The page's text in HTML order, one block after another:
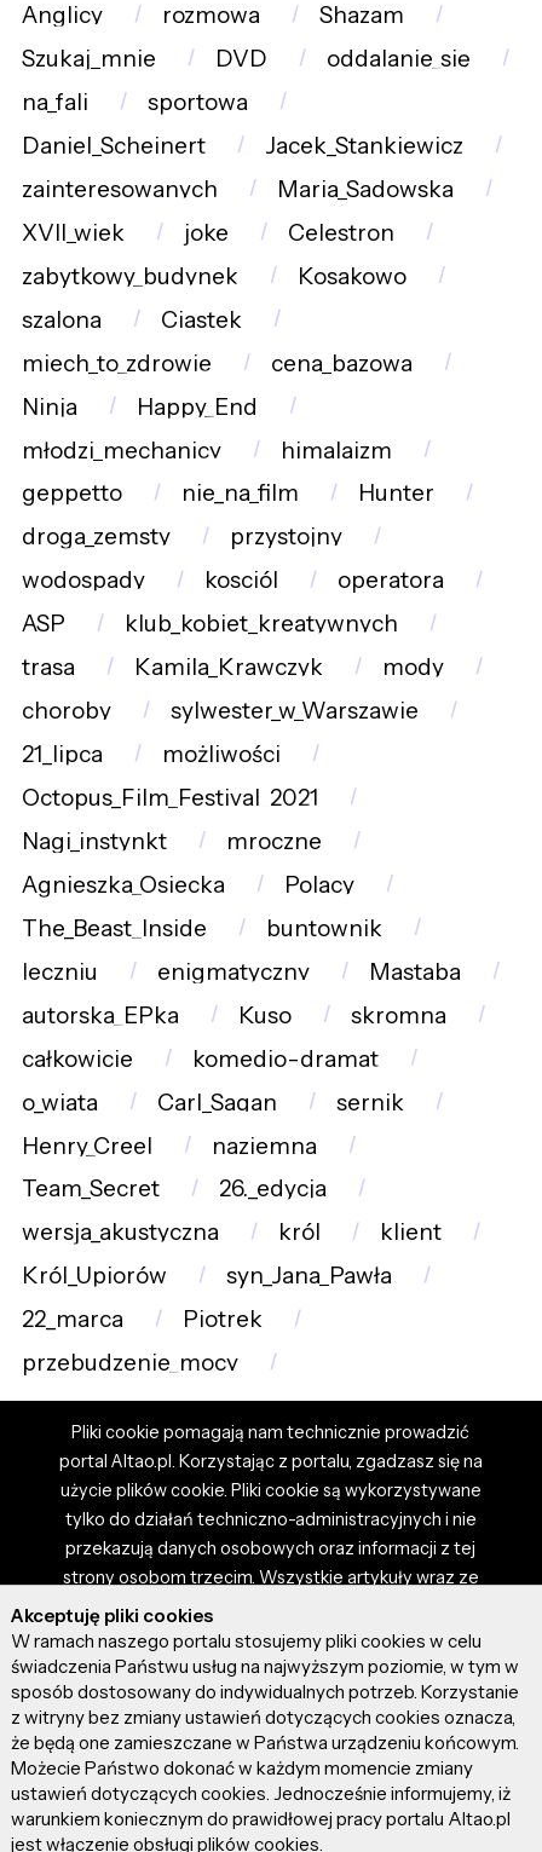
Anglicy
rozmowa
Shazam
Szukaj_mnie
DVD
oddalanie_się
na_fali
sportowa
Daniel_Scheinert
Jacek_Stankiewicz
zainteresowanych
Maria_Sadowska
XVII_wiek
joke
Celestron
zabytkowy_budynek
Kosakowo
szalona
Ciastek
miech_to_zdrowie
cena_bazowa
Ninja
Happy_End
młodzi_mechanicy
himalaizm
geppetto
nie_na_film
Hunter
droga_zemsty
przystojny
wodospady
kosciól
operatora
ASP
klub_kobiet_kreatywnych
trasa
Kamila_Krawczyk
mody
choroby
sylwester_w_Warszawie
21_lipca
możliwości
Octopus_Film_Festival_2021
Nagi_instynkt
mroczne
Agnieszka_Osiecka
Polacy
The_Beast_Inside
buntownik
leczniu
enigmatyczny
Mastaba
autorska_EPka
Kuso
skromna
całkowicie
komedio-dramat
o_wiata
Carl_Sagan
sernik
Henry_Creel
naziemna
Team_Secret
26._edycja
wersja_akustyczna
król
klient
Król_Upiorów
syn_Jana_Pawła
22_marca
Piotrek
przebudzenie_mocy
Pliki cookie pomagają nam technicznie prowadzić
portal Altao.pl. Korzystając z portalu, zgadzasz się na
użycie plików cookie. Pliki cookie są wykorzystywane
tylko do działań techniczno-administracyjnych i nie
przekazują danych osobowych oraz informacji z tej
strony osobom trzecim. Wszystkie artykuły wraz ze
zdjęciami i materiałami dostępnymi na portalu są
własnością użytkowników. Administrator i właściciel
portalu nie ponosi odpowiedzialności za tresci
prezentowane przez autorów artykułów. Dodając
artykuł, zgadzasz się z regulaminem portalu oraz
ponosisz odpowiedzialność za wszystkie materiały
umieszczone przez Ciebie na stronie altao.pl.
Szczegóły dostępne w regulaminie portalu.
Akceptuję pliki cookies
W ramach naszego portalu stosujemy pliki cookies w celu
świadczenia Państwu usług na najwyższym poziomie, w tym w
sposób dostosowany do indywidualnych potrzeb. Korzystanie
z witryny bez zmiany ustawień dotyczących cookies oznacza,
że będą one zamieszczane w Państwa urządzeniu końcowym.
Możecie Państwo dokonać w każdym momencie zmiany
ustawień dotyczących cookies. Jednocześnie informujemy, iż
warunkiem koniecznym do prawidłowej pracy portalu Altao.pl
jest włączenie obsługi plików cookies.